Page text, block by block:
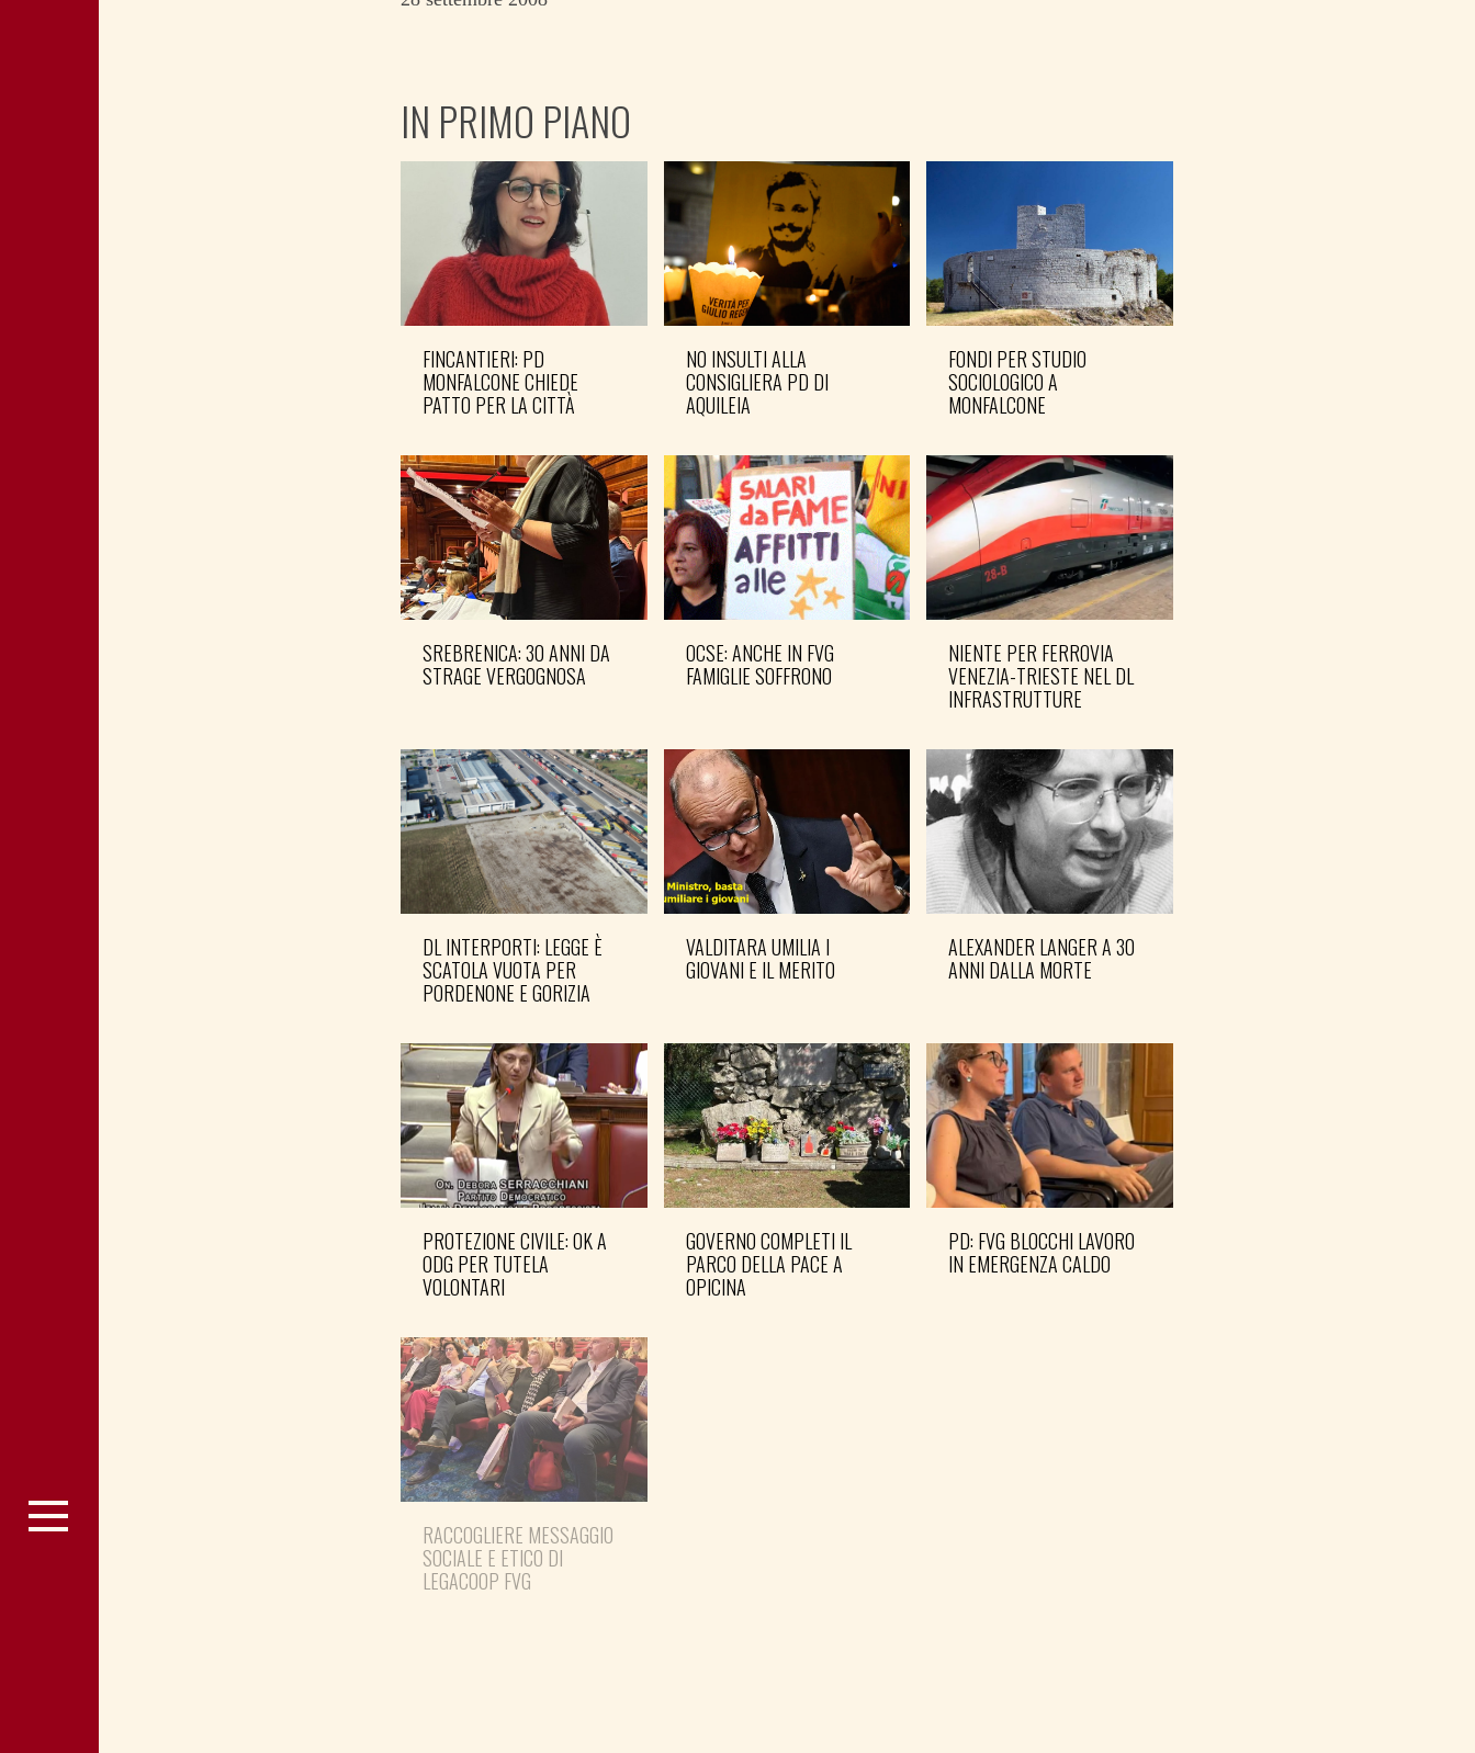
IN PRIMO PIANO
FINCANTIERI: PD
MONFALCONE CHIEDE
PATTO PER LA CITTÀ
NO INSULTI ALLA
CONSIGLIERA PD DI
AQUILEIA
FONDI PER STUDIO
SOCIOLOGICO A
MONFALCONE
SREBRENICA: 30 ANNI DA
STRAGE VERGOGNOSA
OCSE: ANCHE IN FVG
FAMIGLIE SOFFRONO
NIENTE PER FERROVIA
VENEZIA-TRIESTE NEL DL
INFRASTRUTTURE
DL INTERPORTI: LEGGE È
SCATOLA VUOTA PER
PORDENONE E GORIZIA
VALDITARA UMILIA I
GIOVANI E IL MERITO
ALEXANDER LANGER A 30
ANNI DALLA MORTE
PROTEZIONE CIVILE: OK A
ODG PER TUTELA
VOLONTARI
GOVERNO COMPLETI IL
PARCO DELLA PACE A
OPICINA
PD: FVG BLOCCHI LAVORO
IN EMERGENZA CALDO
RACCOGLIERE MESSAGGIO
SOCIALE E ETICO DI
LEGACOOP FVG